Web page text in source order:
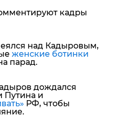
кадры
над Кадыровым,
женские ботинки
парад.
дождался
Путина и
РФ, чтобы